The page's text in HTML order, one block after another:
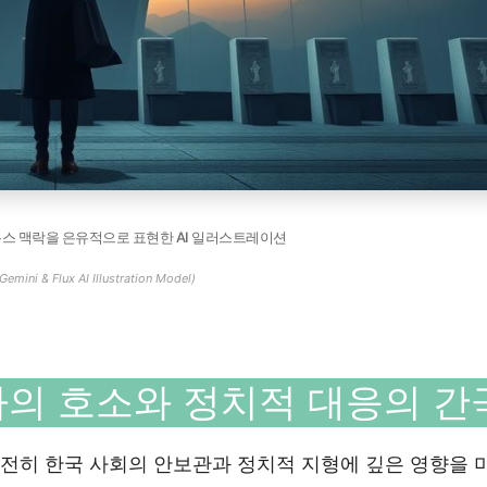
맥락을 은유적으로 표현한 AI 일러스트레이션
& Flux AI Illustration Model)
호소와 정치적 대응의 간
히 한국 사회의 안보관과 정치적 지형에 깊은 영향을